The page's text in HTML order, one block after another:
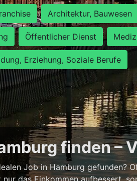
Architektur, Bauwesen
Öffentlicher Dienst
Erziehung, Soziale Berufe
finden –
Job in Hamburg gefunden?